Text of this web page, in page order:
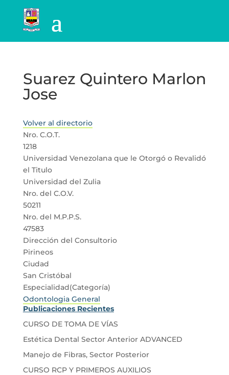
Suarez Quintero Marlon
Jose
Volver al directorio
Nro. C.O.T.
1218
Universidad Venezolana que le Otorgó o Revalidó
el Titulo
Universidad del Zulia
Nro. del C.O.V.
50211
Nro. del M.P.P.S.
47583
Dirección del Consultorio
Pirineos
Ciudad
San Cristóbal
Especialidad(Categoría)
Odontologia General
Publicaciones Recientes
CURSO DE TOMA DE VÍAS
Estética Dental Sector Anterior ADVANCED
Manejo de Fibras, Sector Posterior
CURSO RCP Y PRIMEROS AUXILIOS